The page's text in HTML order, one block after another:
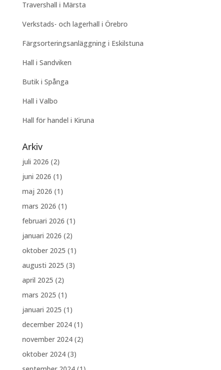
Travershall i Märsta
Verkstads- och lagerhall i Örebro
Färgsorteringsanläggning i Eskilstuna
Hall i Sandviken
Butik i Spånga
Hall i Valbo
Hall för handel i Kiruna
Arkiv
juli 2026 (2)
juni 2026 (1)
maj 2026 (1)
mars 2026 (1)
februari 2026 (1)
januari 2026 (2)
oktober 2025 (1)
augusti 2025 (3)
april 2025 (2)
mars 2025 (1)
januari 2025 (1)
december 2024(1)
november 2024(2)
oktober 2024(3)